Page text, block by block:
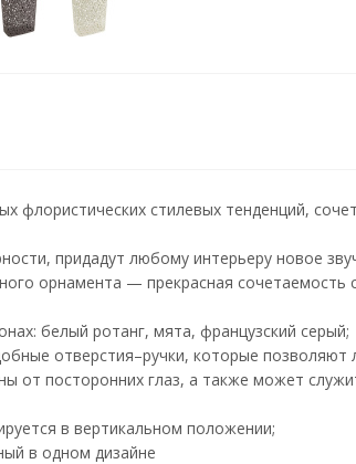
стилевых тенденций,
придадут любому интерьеру новое
орнамента — прекрасная сочетаемость
белый ротанг, мята, французский серый;
отверстия–ручки, которые позволяют
от посторонних глаз, а также может
в вертикальном положении;
в одном дизайне